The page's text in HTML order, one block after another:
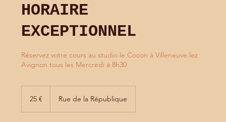
HORAIRE
EXCEPTIONNEL
Réservez votre cours au studio le Cocon à Villeneuve lez
Avignon tous les Mercredi à 8h30
25 € Rue de la République